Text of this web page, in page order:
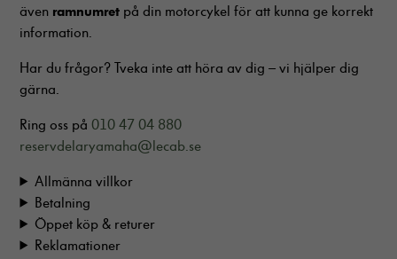
även ramnumret på din motorcykel för att kunna ge korrekt
information.
Har du frågor? Tveka inte att höra av dig – vi hjälper dig
gärna.
Ring oss på 010 47 04 880
reservdelaryamaha@lecab.se
Allmänna villkor
Betalning
Öppet köp & returer
Reklamationer